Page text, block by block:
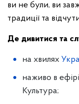
ви не були, ви
традиції та
Де дивитися та
на хвилях
наживо в
Культура;